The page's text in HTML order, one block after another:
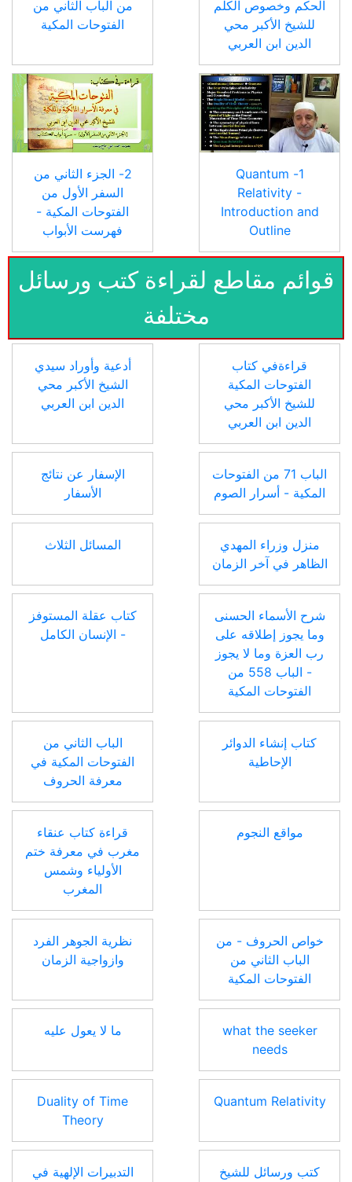
الحكم وخصوص الكلم
للشيخ الأكبر محي
الدين ابن العربي
من الباب الثاني من
الفتوحات المكية
1- Quantum
Relativity -
Introduction and
Outline
2- الجزء الثاني من
السفر الأول من
الفتوحات المكية -
فهرست الأبواب
قوائم مقاطع لقراءة كتب ورسائل
مختلفة
قراءةفي كتاب
الفتوحات المكية
للشيخ الأكبر محي
الدين ابن العربي
أدعية وأوراد سيدي
الشيخ الأكبر محي
الدين ابن العربي
الباب 71 من الفتوحات
المكية - أسرار الصوم
الإسفار عن نتائج
الأسفار
منزل وزراء المهدي
الظاهر في آخر الزمان
المسائل الثلاث
شرح الأسماء الحسنى
وما يجوز إطلاقه على
رب العزة وما لا يجوز
- الباب 558 من
الفتوحات المكية
كتاب عقلة المستوفز
- الإنسان الكامل
كتاب إنشاء الدوائر
الإحاطية
الباب الثاني من
الفتوحات المكية في
معرفة الحروف
مواقع النجوم
قراءة كتاب عنقاء
مغرب في معرفة ختم
الأولياء وشمس
المغرب
خواص الحروف - من
الباب الثاني من
الفتوحات المكية
نظرية الجوهر الفرد
وازواجية الزمان
what the seeker
needs
ما لا يعول عليه
Quantum Relativity
Duality of Time
Theory
كتب ورسائل للشيخ
التدبيرات الإلهية في